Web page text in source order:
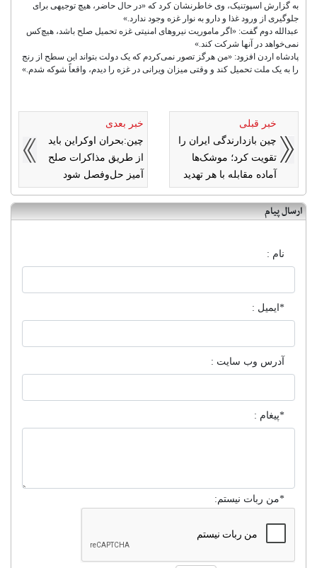
به گزارش اسپوتنیک، وی خاطرنشان کرد که «در حال حاضر، هیچ توجیهی برای
جلوگیری از ورود غذا و دارو به نوار غزه وجود ندارد.»
‌عبدالله دوم گفت: «اگر ماموریت نیروهای امنیتی غزه تحمیل صلح باشد، هیچ‌کس
نمی‌خواهد در آنها شرکت کند.»
پادشاه اردن افزود: «من هرگز تصور نمی‌کردم که یک دولت بتواند این سطح از رنج
را به یک ملت تحمیل کند و وقتی میزان ویرانی در غزه را دیدم، واقعاً شوکه شدم.»
خبر قبلی
چین بازدارندگی ایران را
تقویت کرد؛ موشک‌ها
آماده مقابله با هر تهدید
خبر بعدی
چین:بحران اوکراین باید
از طریق مذاکرات صلح
آمیز حل‌وفصل شود
ارسال پیام
نام :
*ایمیل :
آدرس وب سایت :
*پیغام :
*من ربات نیستم: